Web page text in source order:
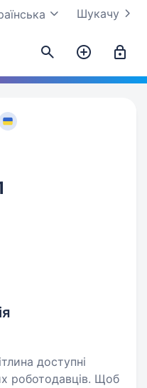
Шукачу
доступні
роботодавців. Щоб